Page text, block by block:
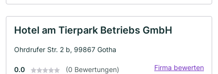
Hotel am Tierpark Betriebs GmbH
Ohrdrufer Str. 2 b, 99867 Gotha
0.0 (0 Bewertungen) Firma bewerten